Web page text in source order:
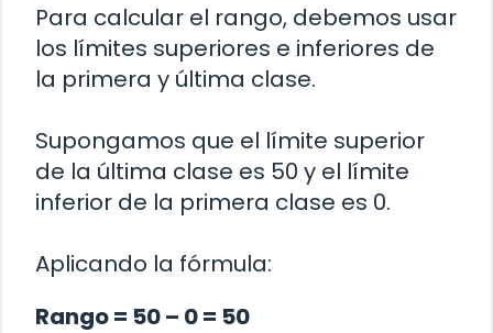
Para calcular el rango, debemos usar
los límites superiores e inferiores de
la primera y última clase.
Supongamos que el límite superior
de la última clase es 50 y el límite
inferior de la primera clase es 0.
Aplicando la fórmula:
Rango = 50 – 0 = 50